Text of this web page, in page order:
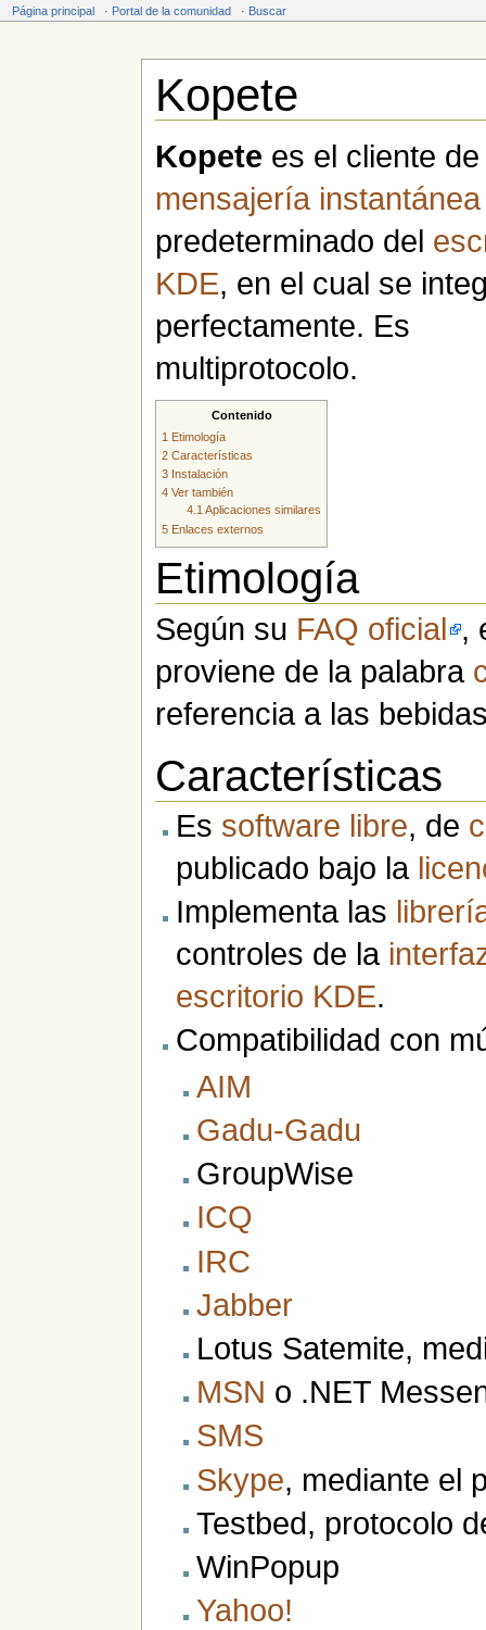
Página principal · Portal de la comunidad · Buscar
Kopete
Kopete es el cliente de
mensajería instantánea
predeterminado del
KDE, en el cual se
perfectamente. Es
multiprotocolo.
Contenido
1 Etimología
2 Características
3 Instalación
4 Ver también
4.1Aplicaciones similares
5 Enlaces externos
Etimología
Según su FAQ oficial
,
proviene de la palabra
referencia a las
Características
Es software libre, de
publicado bajo la
Implementa las
controles de la
escritorio KDE.
Compatibilidad con
AIM
Gadu-Gadu
GroupWise
ICQ
IRC
Jabber
Lotus Satemite,
MSN o .NET
SMS
Skype, mediante el
Testbed, protocolo
WinPopup
Yahoo!